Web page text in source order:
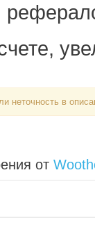
неточность в
от